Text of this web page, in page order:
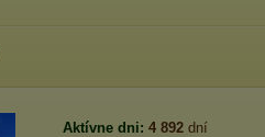
Aktívne dni: 4 892 dní